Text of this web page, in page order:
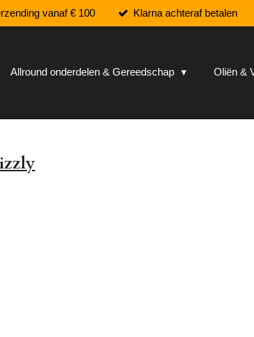
vanaf € 100 Klarna achteraf betalen
Allround onderdelen & Gereedschap
Oliën &